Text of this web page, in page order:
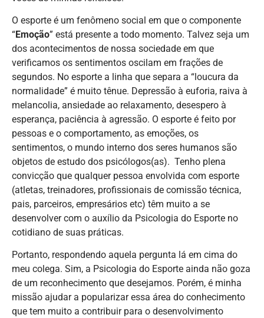
O esporte é um fenômeno social em que o componente
“Emoção” está presente a todo momento. Talvez seja um
dos acontecimentos de nossa sociedade em que
verificamos os sentimentos oscilam em frações de
segundos. No esporte a linha que separa a “loucura da
normalidade” é muito tênue. Depressão à euforia, raiva à
melancolia, ansiedade ao relaxamento, desespero à
esperança, paciência à agressão. O esporte é feito por
pessoas e o comportamento, as emoções, os
sentimentos, o mundo interno dos seres humanos são
objetos de estudo dos psicólogos(as). Tenho plena
convicção que qualquer pessoa envolvida com esporte
(atletas, treinadores, profissionais de comissão técnica,
pais, parceiros, empresários etc) têm muito a se
desenvolver com o auxílio da Psicologia do Esporte no
cotidiano de suas práticas.
Portanto, respondendo aquela pergunta lá em cima do
meu colega. Sim, a Psicologia do Esporte ainda não goza
de um reconhecimento que desejamos. Porém, é minha
missão ajudar a popularizar essa área do conhecimento
que tem muito a contribuir para o desenvolvimento